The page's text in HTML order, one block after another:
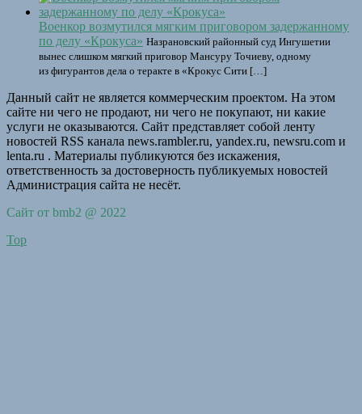
Военкор возмутился мягким приговором задержанному
по делу «Крокуса» Назрановский районный суд Ингушетии
вынес слишком мягкий приговор Мансуру Точиеву, одному
из фигурантов дела о теракте в «Крокус Сити […]
Данный сайт не является коммерческим проектом. На этом
сайте ни чего не продают, ни чего не покупают, ни какие
услуги не оказываются. Сайт представляет собой ленту
новостей RSS канала news.rambler.ru, yandex.ru, newsru.com и
lenta.ru . Материалы публикуются без искажения,
ответственность за достоверность публикуемых новостей
Администрация сайта не несёт.
Сайт от bmb2 @ 2022
Top